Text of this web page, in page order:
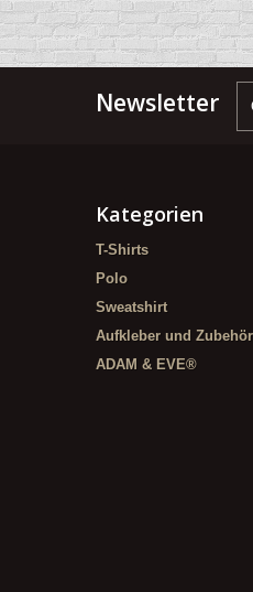
Newsletter
Kategorien
T-Shirts
Polo
Sweatshirt
Aufkleber und Zubehör
ADAM & EVE®